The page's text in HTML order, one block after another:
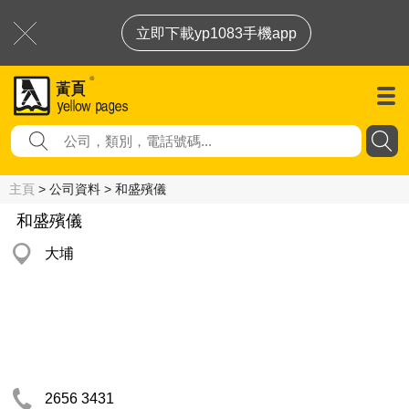
立即下載yp1083手機app
主頁 > 公司資料 > 和盛殯儀
和盛殯儀
大埔
2656 3431